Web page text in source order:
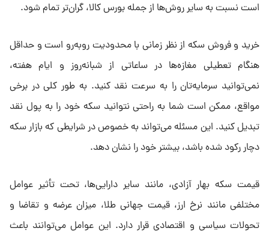
است نسبت به سایر روش‌ها از جمله بورس کالا، گران‌تر تمام شود.
خرید و فروش سکه از نظر زمانی با محدودیت رو‌به‌رو است و حداقل
هنگام تعطیلی مغازه‌ها در ساعاتی از شبانه‌روز و ایام هفته،
نمی‌توانید سرمایه‌تان را به سرعت نقد کنید. به طور کلی در برخی
مواقع، ممکن است شما به راحتی نتوانید سکه خود را به پول نقد
تبدیل کنید. این مسئله می‌تواند به خصوص در شرایطی که بازار سکه
دچار رکود شده باشد، بیشتر خود را نشان دهد.
قیمت سکه بهار آزادی، مانند سایر دارایی‌ها، تحت تأثیر عوامل
مختلفی مانند نرخ ارز، قیمت جهانی طلا، میزان عرضه و تقاضا و
تحولات سیاسی و اقتصادی قرار دارد. این عوامل می‌توانند باعث